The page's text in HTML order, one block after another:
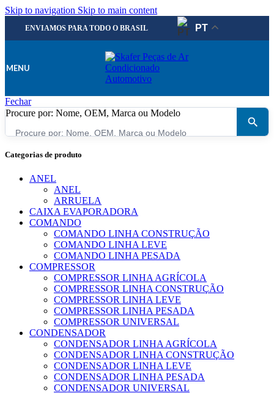
Skip to navigation Skip to main content
ENVIAMOS PARA TODO O BRASIL PT
MENU
Fechar
Procure por: Nome, OEM, Marca ou Modelo
×
Categorias de produto
ANEL
ANEL
ARRUELA
CAIXA EVAPORADORA
COMANDO
COMANDO LINHA CONSTRUÇÃO
COMANDO LINHA LEVE
COMANDO LINHA PESADA
COMPRESSOR
COMPRESSOR LINHA AGRÍCOLA
COMPRESSOR LINHA CONSTRUÇÃO
COMPRESSOR LINHA LEVE
COMPRESSOR LINHA PESADA
COMPRESSOR UNIVERSAL
CONDENSADOR
CONDENSADOR LINHA AGRÍCOLA
CONDENSADOR LINHA CONSTRUÇÃO
CONDENSADOR LINHA LEVE
CONDENSADOR LINHA PESADA
CONDENSADOR UNIVERSAL